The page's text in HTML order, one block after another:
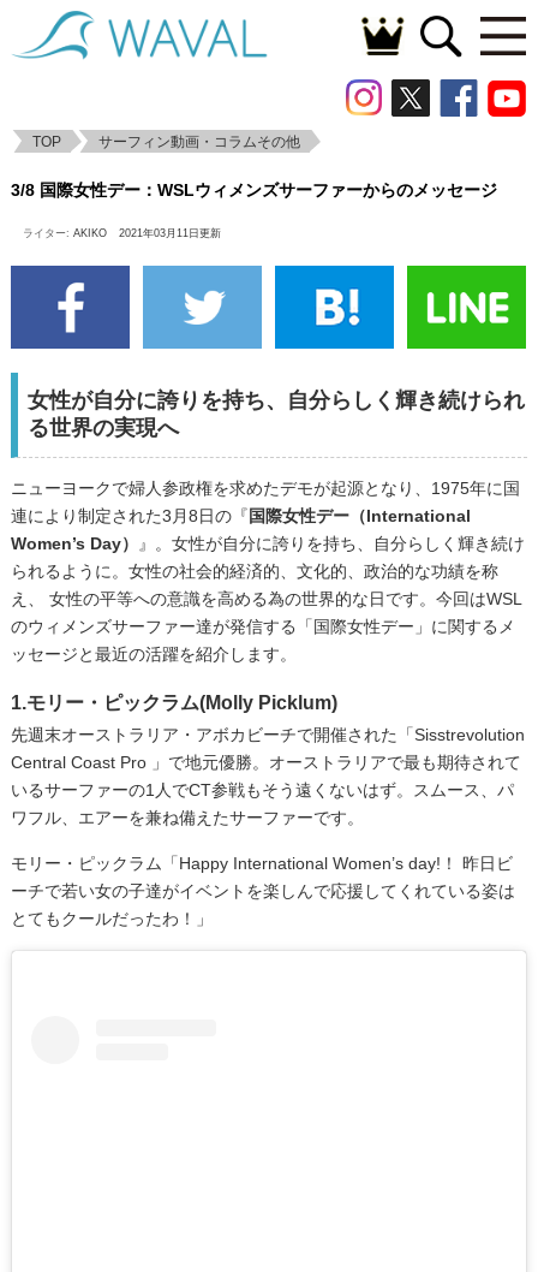
TOP サーフィン動画・コラムその他
ァーからのメッセージ
3/8 国際女性デー：WSLウィメンズサーファーからのメッセージ
ライター: AKIKO 2021年03月11日更新
女性が自分に誇りを持ち、自分らしく輝き続けられ
る世界の実現へ
ニューヨークで婦人参政権を求めたデモが起源となり、1975年に国
連により制定された3月8日の『国際女性デー（International
Women’s Day）
』。女性が自分に誇りを持ち、自分らしく輝き続け
られるように。女性の社会的経済的、文化的、政治的な功績を称
え、 女性の平等への意識を高める為の世界的な日です。今回はWSL
のウィメンズサーファー達が発信する「国際女性デー」に関するメ
ッセージと最近の活躍を紹介します。
1.モリー・ピックラム(Molly Picklum)
先週末オーストラリア・アボカビーチで開催された「Sisstrevolution
Central Coast Pro 」で地元優勝。オーストラリアで最も期待されて
いるサーファーの1人でCT参戦もそう遠くないはず。スムース、パ
ワフル、エアーを兼ね備えたサーファーです。
モリー・ピックラム「Happy International Women’s day!！ 昨日ビ
ーチで若い女の子達がイベントを楽しんで応援してくれている姿は
とてもクールだったわ！」